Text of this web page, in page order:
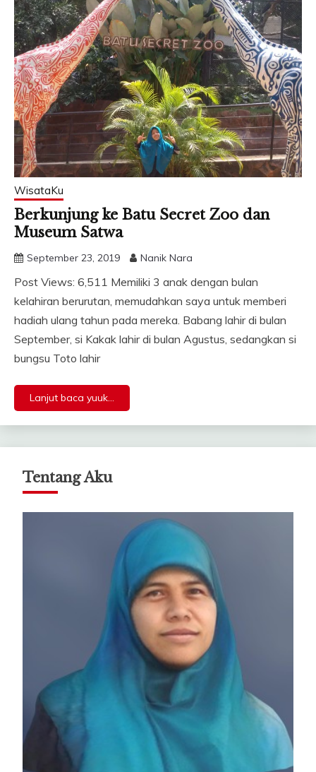
WisataKu
Berkunjung ke Batu Secret Zoo dan
Museum Satwa
September 23, 2019 Nanik Nara
Post Views: 6,511 Memiliki 3 anak dengan bulan
kelahiran berurutan, memudahkan saya untuk memberi
hadiah ulang tahun pada mereka. Babang lahir di bulan
September, si Kakak lahir di bulan Agustus, sedangkan si
bungsu Toto lahir
Lanjut baca yuuk...
Tentang Aku